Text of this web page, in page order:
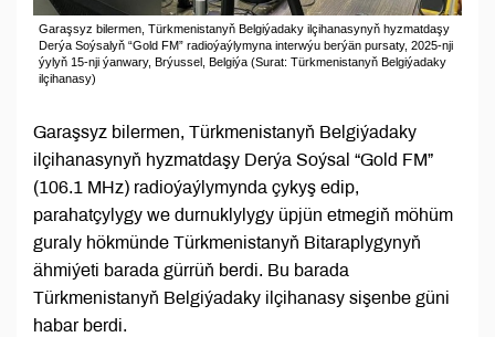
Garaşsyz bilermen, Türkmenistanyň Belgiýadaky ilçihanasynyň hyzmatdaşy
Derýa Soýsalyň “Gold FM” radioýaýlymyna interwýu berýän pursaty, 2025-nji
ýylyň 15-nji ýanwary, Brýussel, Belgiýa (Surat: Türkmenistanyň Belgiýadaky
ilçihanasy)
Garaşsyz bilermen, Türkmenistanyň Belgiýadaky
ilçihanasynyň hyzmatdaşy Derýa Soýsal “Gold FM”
(106.1 MHz) radioýaýlymynda çykyş edip,
parahatçylygy we durnuklylygy üpjün etmegiň möhüm
guraly hökmünde Türkmenistanyň Bitaraplygynyň
ähmiýeti barada gürrüň berdi. Bu barada
Türkmenistanyň Belgiýadaky ilçihanasy sişenbe güni
habar berdi.